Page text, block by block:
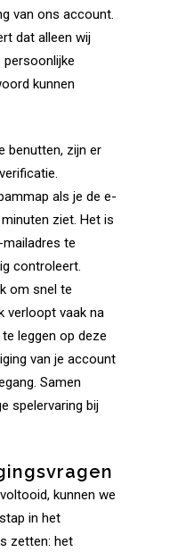
van ons account.
dat alleen wij
kunnen
benutten, zijn er
als je de e-
ziet. Het is
te
controleert.
om snel te
verloopt vaak na
leggen op deze
van je account
Samen
spelervaring bij
kunnen we
in het
zetten: het